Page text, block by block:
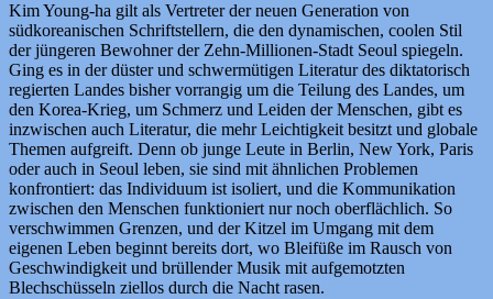
Kim Young-ha gilt als Vertreter der neuen Generation von
südkoreanischen Schriftstellern, die den dynamischen, coolen Stil
der jüngeren Bewohner der Zehn-Millionen-Stadt Seoul spiegeln.
Ging es in der düster und schwermütigen Literatur des diktatorisch
regierten Landes bisher vorrangig um die Teilung des Landes, um
den Korea-Krieg, um Schmerz und Leiden der Menschen, gibt es
inzwischen auch Literatur, die mehr Leichtigkeit besitzt und globale
Themen aufgreift. Denn ob junge Leute in Berlin, New York, Paris
oder auch in Seoul leben, sie sind mit ähnlichen Problemen
konfrontiert: das Individuum ist isoliert, und die Kommunikation
zwischen den Menschen funktioniert nur noch oberflächlich. So
verschwimmen Grenzen, und der Kitzel im Umgang mit dem
eigenen Leben beginnt bereits dort, wo Bleifüße im Rausch von
Geschwindigkeit und brüllender Musik mit aufgemotzten
Blechschüsseln ziellos durch die Nacht rasen.